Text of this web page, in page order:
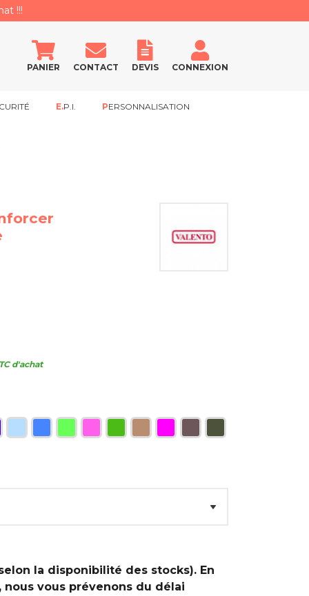
!!!
PANIER CONTACT DEVIS CONNEXION
E.P.I. PERSONNALISATION
d'achat
la disponibilité des stocks). En
vous prévenons du délai